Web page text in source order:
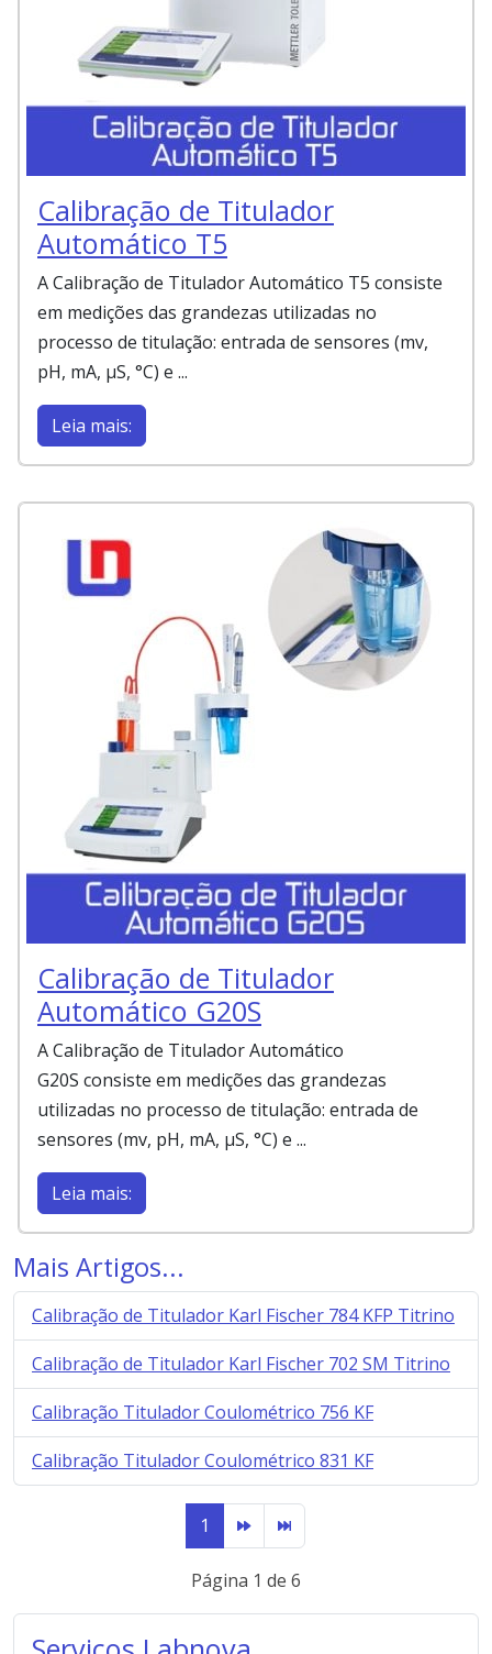
Calibração de Titulador
Automático T5
A Calibração de Titulador Automático T5 consiste
em medições das grandezas utilizadas no
processo de titulação: entrada de sensores (mv,
pH, mA, µS, °C) e ...
Leia mais:
Calibração de Titulador
Automático G20S
A Calibração de Titulador Automático
G20S consiste em medições das grandezas
utilizadas no processo de titulação: entrada de
sensores (mv, pH, mA, µS, °C) e ...
Leia mais:
Mais Artigos...
Calibração de Titulador Karl Fischer 784 KFP Titrino
Calibração de Titulador Karl Fischer 702 SM Titrino
Calibração Titulador Coulométrico 756 KF
Calibração Titulador Coulométrico 831 KF
1
Página 1 de 6